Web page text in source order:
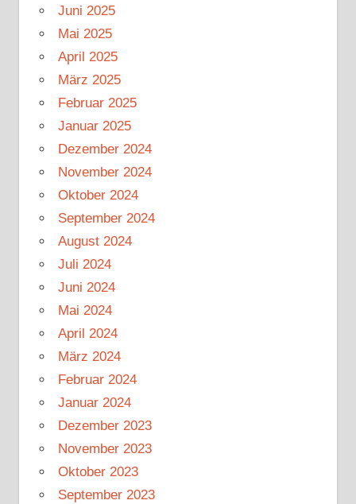
Juni 2025
Mai 2025
April 2025
März 2025
Februar 2025
Januar 2025
Dezember 2024
November 2024
Oktober 2024
September 2024
August 2024
Juli 2024
Juni 2024
Mai 2024
April 2024
März 2024
Februar 2024
Januar 2024
Dezember 2023
November 2023
Oktober 2023
September 2023